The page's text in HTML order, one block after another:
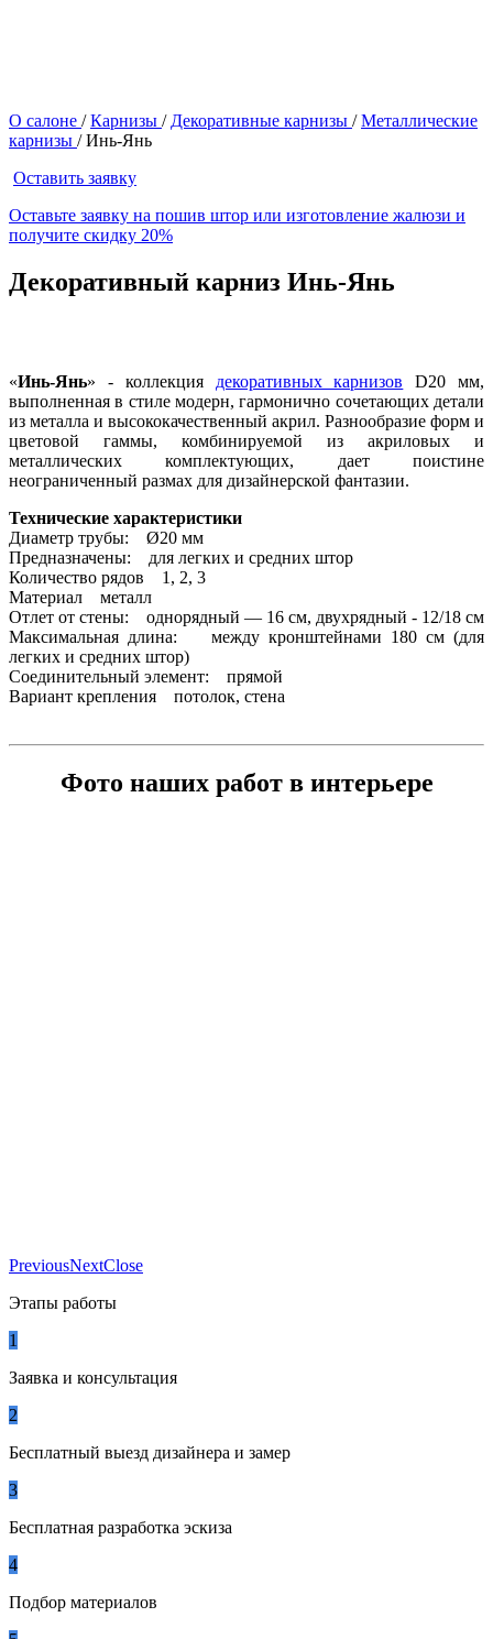
О салоне /Карнизы / Декоративные карнизы /Металлические
карнизы /Инь-Янь
Оставить заявку
Оставьте заявку на пошив штор или изготовление жалюзи и
получите скидку 20%
Декоративный карниз Инь-Янь
«Инь-Янь» - коллекция декоративных карнизов D20 мм,
выполненная в стиле модерн, гармонично сочетающих детали
из металла и высококачественный акрил. Разнообразие форм и
цветовой гаммы, комбинируемой из акриловых и
металлических комплектующих, дает поистине
неограниченный размах для дизайнерской фантазии.
Технические характеристики
Диаметр трубы: Ø20 мм
Предназначены: для легких и средних штор
Количество рядов 1, 2, 3
Материал металл
Отлет от стены: однорядный — 16 см, двухрядный - 12/18 см
Максимальная длина: между кронштейнами 180 см (для
легких и средних штор)
Соединительный элемент: прямой
Вариант крепления потолок, стена
Фото наших работ в интерьере
PreviousNextClose
Этапы работы
1
Заявка и консультация
2
Бесплатный выезд дизайнера и замер
3
Бесплатная разработка эскиза
4
Подбор материалов